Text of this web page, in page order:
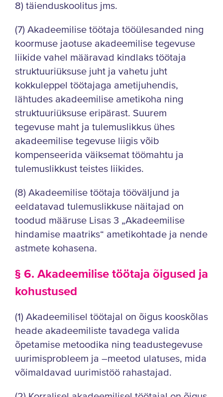
8) täienduskoolitus jms.
(7) Akadeemilise töötaja tööülesanded ning
koormuse jaotuse akadeemilise tegevuse
liikide vahel määravad kindlaks töötaja
struktuuriüksuse juht ja vahetu juht
kokkuleppel töötajaga ametijuhendis,
lähtudes akadeemilise ametikoha ning
struktuuriüksuse eripärast. Suurem
tegevuse maht ja tulemuslikkus ühes
akadeemilise tegevuse liigis võib
kompenseerida väiksemat töömahtu ja
tulemuslikkust teistes liikides.
(8) Akadeemilise töötaja tööväljund ja
eeldatavad tulemuslikkuse näitajad on
toodud määruse Lisas 3 „Akadeemilise
hindamise maatriks“ ametikohtade ja nende
astmete kohasena.
§ 6. Akadeemilise töötaja õigused ja
kohustused
(1) Akadeemilisel töötajal on õigus kooskõlas
heade akadeemiliste tavadega valida
õpetamise metoodika ning teadustegevuse
uurimisprobleem ja –meetod ulatuses, mida
võimaldavad uurimistöö rahastajad.